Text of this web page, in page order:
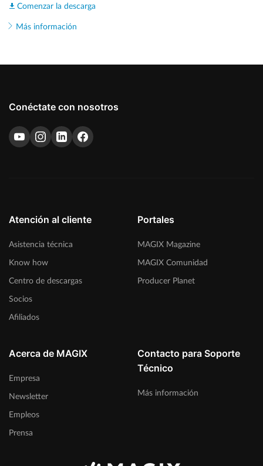
Comenzar la descarga
Más información
Conéctate con nosotros
Atención al cliente
Asistencia técnica
Know how
Centro de descargas
Socios
Afiliados
Portales
MAGIX Magazine
MAGIX Comunidad
Producer Planet
Acerca de MAGIX
Empresa
Newsletter
Empleos
Prensa
Contacto para Soporte
Técnico
Más información